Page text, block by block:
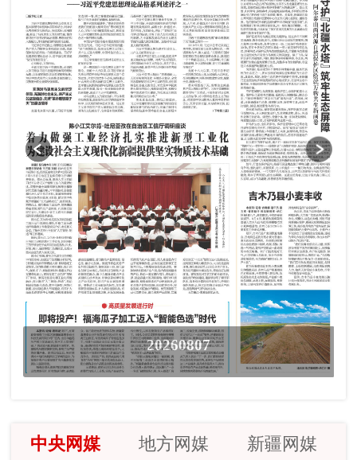
20260807
中央网媒 地方网媒 新疆网媒